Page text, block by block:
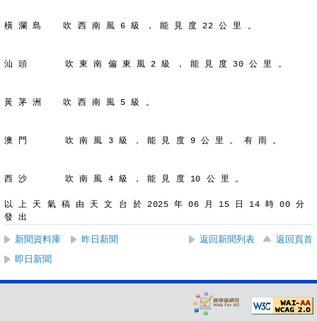
橫 瀾 島    吹 西 南 風 6 級 ， 能 見 度 22 公 里 。
汕 頭       吹 東 南 偏 東 風 2 級 ， 能 見 度 30 公 里 。
黃 茅 洲    吹 西 南 風 5 級 。
澳 門       吹 南 風 3 級 ， 能 見 度 9 公 里 。 有 雨 。
西 沙       吹 南 風 4 級 ， 能 見 度 10 公 里 。
以 上 天 氣 稿 由 天 文 台 於 2025 年 06 月 15 日 14 時 00 分
發 出
新聞資料庫 昨日新聞 返回新聞列表
返回頁首
即日新聞